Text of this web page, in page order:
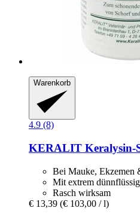
Warenkorb
4.9 (8)
KERALIT Keralysin-​
Bei Mauke, Ekzemen
Mit extrem
Rasch wirksam
€ 13,39 (€ 103,00 / l)